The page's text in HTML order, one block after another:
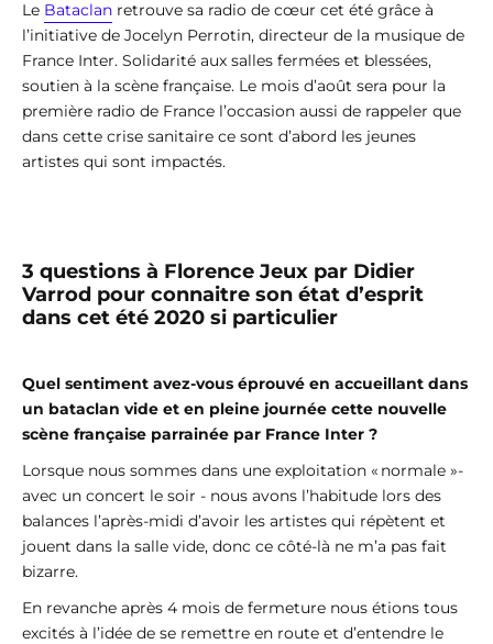
Le Bataclan retrouve sa radio de cœur cet été grâce à
l’initiative de Jocelyn Perrotin, directeur de la musique de
France Inter. Solidarité aux salles fermées et blessées,
soutien à la scène française. Le mois d’août sera pour la
première radio de France l’occasion aussi de rappeler que
dans cette crise sanitaire ce sont d’abord les jeunes
artistes qui sont impactés.
3 questions à Florence Jeux par Didier
Varrod pour connaitre son état d’esprit
dans cet été 2020 si particulier
Quel sentiment avez-vous éprouvé en accueillant dans
un bataclan vide et en pleine journée cette nouvelle
scène française parrainée par France Inter ?
Lorsque nous sommes dans une exploitation « normale »-
avec un concert le soir - nous avons l’habitude lors des
balances l’après-midi d’avoir les artistes qui répètent et
jouent dans la salle vide, donc ce côté-là ne m’a pas fait
bizarre.
En revanche après 4 mois de fermeture nous étions tous
excités à l’idée de se remettre en route et d’entendre le